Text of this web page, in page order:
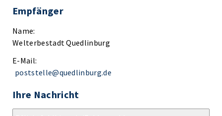
Empfänger
Name:
Welterbestadt Quedlinburg
E-Mail:
poststelle@quedlinburg.de
Ihre Nachricht